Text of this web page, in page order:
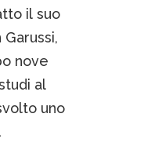
il suo
nove
al
uno